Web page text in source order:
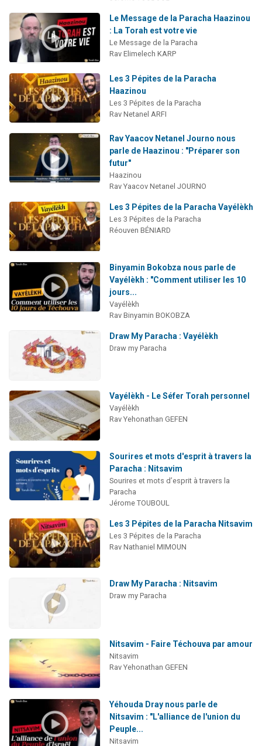
Le Message de la Paracha Haazinou
: La Torah est votre vie
Le Message de la Paracha
Rav Elimelech KARP
Les 3 Pépites de la Paracha
Haazinou
Les 3 Pépites de la Paracha
Rav Netanel ARFI
Rav Yaacov Netanel Journo nous
parle de Haazinou : "Préparer son
futur"
Haazinou
Rav Yaacov Netanel JOURNO
Les 3 Pépites de la Paracha Vayélèkh
Les 3 Pépites de la Paracha
Réouven BÉNIARD
Binyamin Bokobza nous parle de
Vayélèkh : "Comment utiliser les 10
jours...
Vayélèkh
Rav Binyamin BOKOBZA
Draw My Paracha : Vayélèkh
Draw my Paracha
Vayélèkh - Le Séfer Torah personnel
Vayélèkh
Rav Yehonathan GEFEN
Sourires et mots d'esprit à travers la
Paracha : Nitsavim
Sourires et mots d’esprit à travers la
Paracha
Jérome TOUBOUL
Les 3 Pépites de la Paracha Nitsavim
Les 3 Pépites de la Paracha
Rav Nathaniel MIMOUN
Draw My Paracha : Nitsavim
Draw my Paracha
Nitsavim - Faire Téchouva par amour
Nitsavim
Rav Yehonathan GEFEN
Yéhouda Dray nous parle de
Nitsavim : "L'alliance de l'union du
Peuple...
Nitsavim